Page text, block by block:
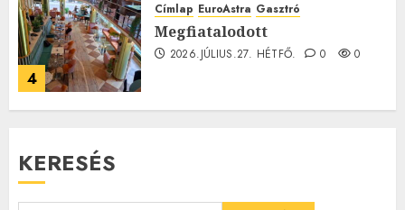
4
Címlap EuroAstra Gasztró
Megfiatalodott
2026.JÚLIUS.27. HÉTFŐ. 0 0
KERESÉS